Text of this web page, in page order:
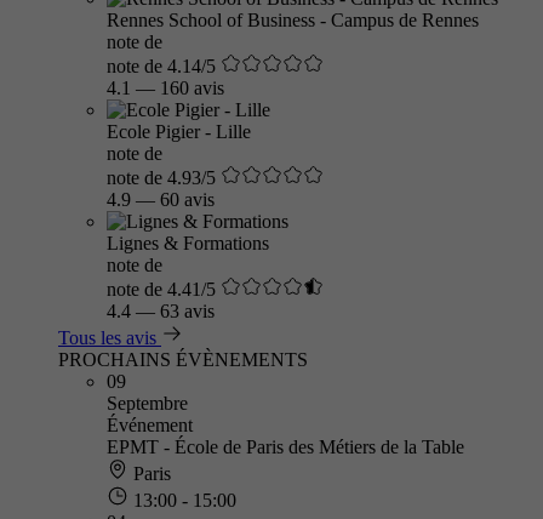
Rennes School of Business - Campus de Rennes
note de
note de 4.14/5
4.1 — 160 avis
Ecole Pigier - Lille
note de
note de 4.93/5
4.9 — 60 avis
Lignes & Formations
note de
note de 4.41/5
4.4 — 63 avis
Tous les avis
PROCHAINS ÉVÈNEMENTS
09
Septembre
Événement
EPMT - École de Paris des Métiers de la Table
Paris
13:00 - 15:00